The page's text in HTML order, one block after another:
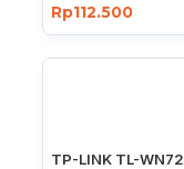
Rp112.500
TP-LINK TL-